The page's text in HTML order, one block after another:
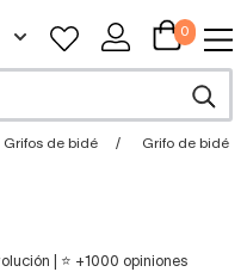
0
Grifos de bidé Grifo de bidé
| ⭐ +1000 opiniones